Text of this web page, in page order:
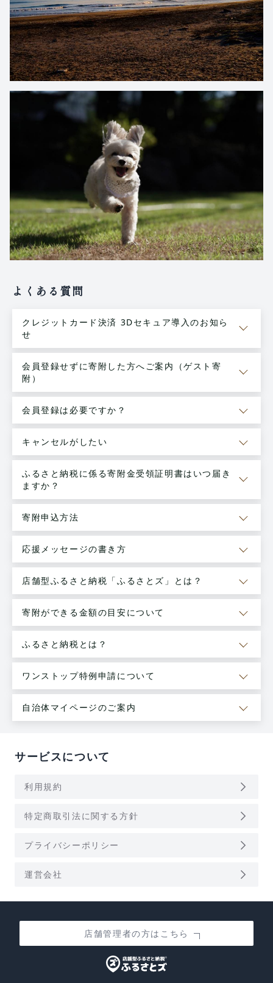
よくある質問
クレジットカード決済 3Dセキュア導入のお知ら
せ
会員登録せずに寄附した方へご案内（ゲスト寄
附）
会員登録は必要ですか？
キャンセルがしたい
ふるさと納税に係る寄附金受領証明書はいつ届き
ますか？
寄附申込方法
応援メッセージの書き方
店舗型ふるさと納税「ふるさとズ」とは？
寄附ができる金額の目安について
ふるさと納税とは？
ワンストップ特例申請について
自治体マイページのご案内
サービスについて
利用規約 arrow_forward_ios
特定商取引法に関する方針 arrow_forward_ios
プライバシーポリシー arrow_forward_ios
運営会社 arrow_forward_ios
店舗管理者の方はこちら